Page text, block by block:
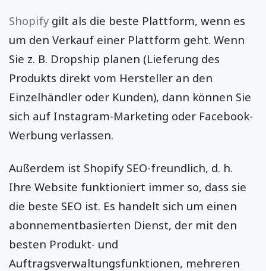
Shopify gilt als die beste Plattform, wenn es
um den Verkauf einer Plattform geht. Wenn
Sie z. B. Dropship planen (Lieferung des
Produkts direkt vom Hersteller an den
Einzelhändler oder Kunden), dann können Sie
sich auf Instagram-Marketing oder Facebook-
Werbung verlassen.
Außerdem ist Shopify SEO-freundlich, d. h.
Ihre Website funktioniert immer so, dass sie
die beste SEO ist. Es handelt sich um einen
abonnementbasierten Dienst, der mit den
besten Produkt- und
Auftragsverwaltungsfunktionen, mehreren